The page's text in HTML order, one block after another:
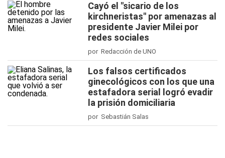
Cayó el "sicario de los
kirchneristas" por amenazas al
presidente Javier Milei por
redes sociales
por Redacción de UNO
Los falsos certificados
ginecológicos con los que una
estafadora serial logró evadir
la prisión domiciliaria
por Sebastián Salas